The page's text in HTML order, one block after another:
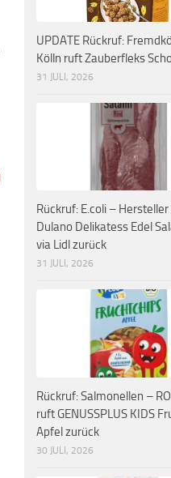
UPDATE Rückruf:
Kölln ruft Zauberfleks
31 JULI, 2026
Rückruf: E.coli –
Dulano Delikatess Edel
via Lidl zurück
31 JULI, 2026
Rückruf: Salmonellen –
ruft GENUSSPLUS KIDS
Apfel zurück
30 JULI, 2026